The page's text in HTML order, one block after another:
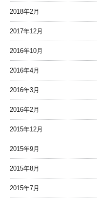
2018年2月
2017年12月
2016年10月
2016年4月
2016年3月
2016年2月
2015年12月
2015年9月
2015年8月
2015年7月